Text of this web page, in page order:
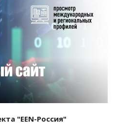
проект
"EEN-Россия"